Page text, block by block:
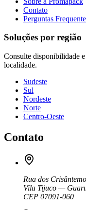
Contato
Perguntas
Soluções por região
Consulte disponibilidade
localidade.
Sudeste
Sul
Nordeste
Norte
Centro-Oeste
Contato
Rua dos
Vila Tijuco —
CEP 07091-060